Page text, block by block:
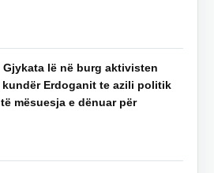
Gjykata lë në burg aktivisten
Erdoganit te azili politik
mësuesja e dënuar për